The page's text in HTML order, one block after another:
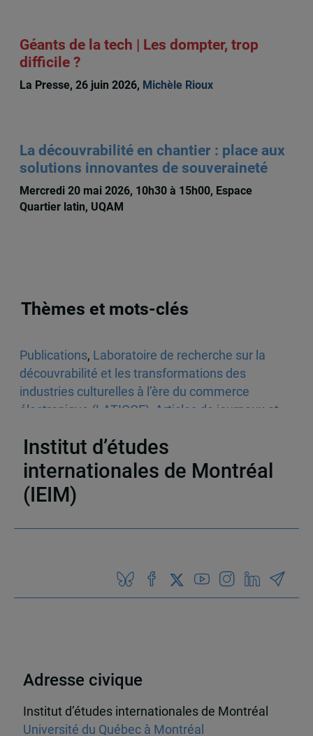
Géants de la tech | Les dompter, trop
difficile ?
La Presse, 26 juin 2026, Michèle Rioux
La découvrabilité en chantier : place aux
solutions innovantes de souveraineté
Mercredi 20 mai 2026, 10h30 à 15h00, Espace
Quartier latin, UQAM
Thèmes et mots-clés
Publications, Laboratoire de recherche sur la
découvrabilité et les transformations des
industries culturelles à l’ère du commerce
électronique (LATICCE)
Articles de journaux et
Institut d’études
internationales de Montréal
(IEIM)
Adresse civique
Institut d’études internationales de Montréal
Université du Québec à Montréal